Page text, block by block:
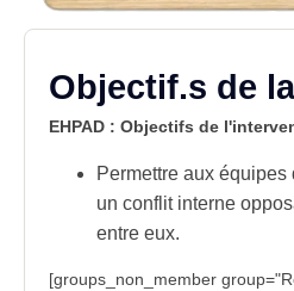
Objectif.s de
EHPAD : Objectifs de
Permettre aux équipes
un conflit interne
entre eux.
[groups_non_member